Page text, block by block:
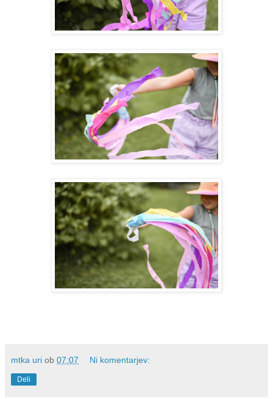
mtka uri ob 07:07 Ni komentarjev:
Deli